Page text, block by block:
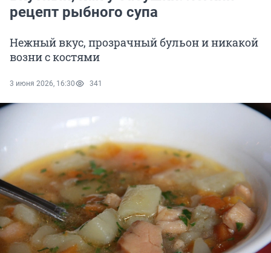
рецепт рыбного супа
Нежный вкус, прозрачный бульон и никакой
возни с костями
3 июня 2026, 16:30 341